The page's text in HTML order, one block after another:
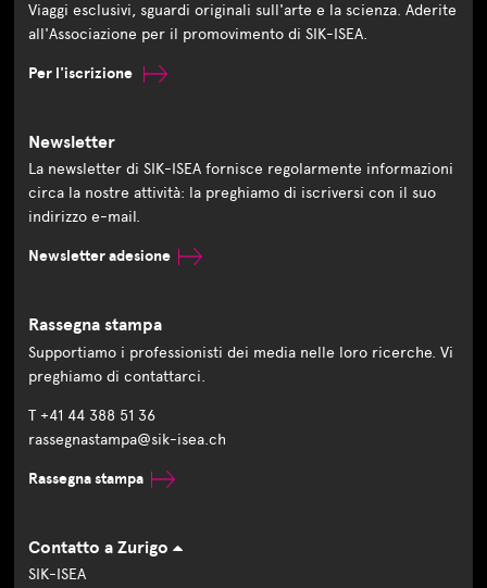
Viaggi esclusivi, sguardi originali sull'arte e la scienza. Aderite
all'Associazione per il promovimento di SIK-ISEA.
Per l'iscrizione
Newsletter
La newsletter di SIK-ISEA fornisce regolarmente informazioni
circa la nostre attività: la preghiamo di iscriversi con il suo
indirizzo e-mail.
Newsletter adesione
Rassegna stampa
Supportiamo i professionisti dei media nelle loro ricerche. Vi
preghiamo di contattarci.
T +41 44 388 51 36
rassegnastampa@sik-isea.ch
Rassegna stampa
Contatto a Zurigo
SIK-ISEA